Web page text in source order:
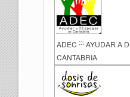
ADEC ::: AYUDAR A
CANTABRIA